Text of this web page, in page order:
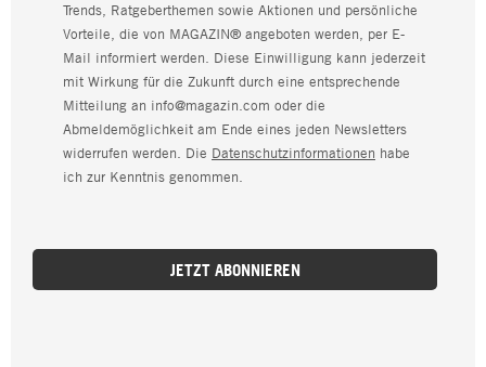
Trends, Ratgeberthemen sowie Aktionen und persönliche
Vorteile, die von MAGAZIN® angeboten werden, per E-
Mail informiert werden. Diese Einwilligung kann jederzeit
mit Wirkung für die Zukunft durch eine entsprechende
Mitteilung an info@magazin.com oder die
Abmeldemöglichkeit am Ende eines jeden Newsletters
widerrufen werden. Die Datenschutzinformationen habe
ich zur Kenntnis genommen.
JETZT ABONNIEREN